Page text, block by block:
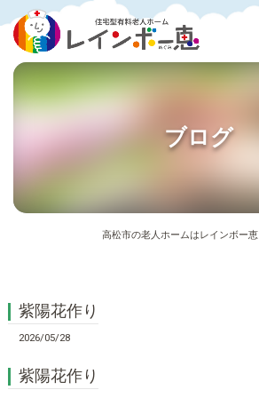
ブログ
高松市の老人ホームはレインボー恵
紫陽花作り
2026/05/28
紫陽花作り